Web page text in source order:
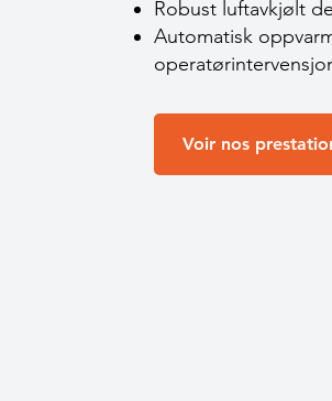
Robust luftavkjølt
Automatisk
Voir nos